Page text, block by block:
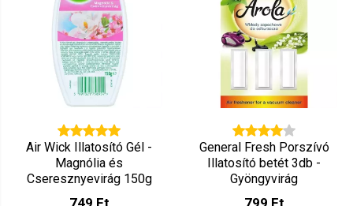
Air Wick Illatosító Gél -
Magnólia és
Cseresznyevirág 150g
General Fresh Porszívó
Illatosító betét 3db -
Gyöngyvirág